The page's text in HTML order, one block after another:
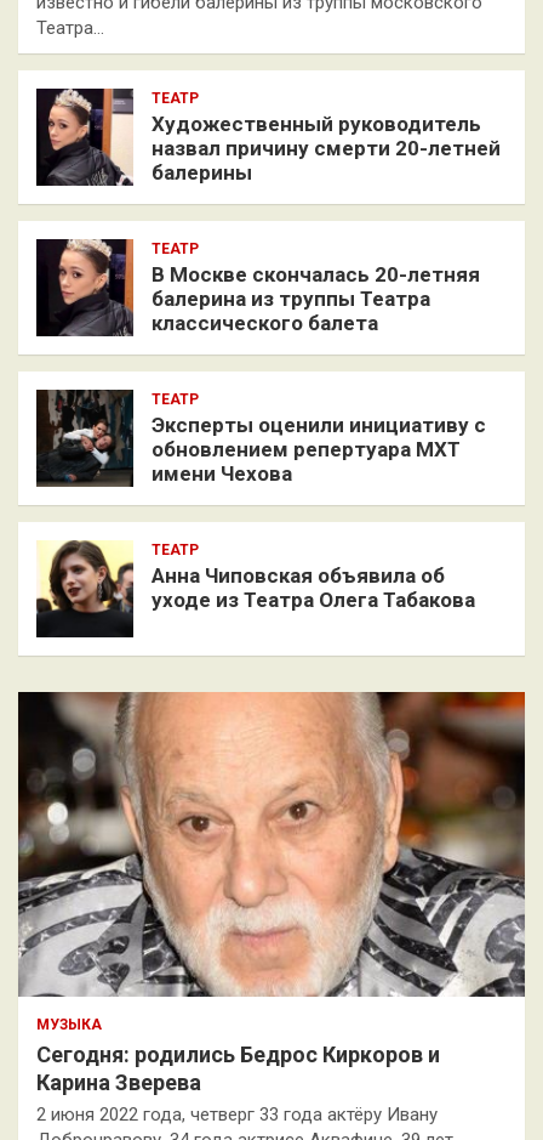
Театра…
ТЕАТР
Художественный руководитель
назвал причину смерти 20-летней
балерины
ТЕАТР
В Москве скончалась 20-летняя
балерина из труппы Театра
классического балета
ТЕАТР
Эксперты оценили инициативу с
обновлением репертуара МХТ
имени Чехова
ТЕАТР
Анна Чиповская объявила об
уходе из Театра Олега Табакова
МУЗЫКА
Сегодня: родились Бедрос Киркоров и
Карина Зверева
2 июня 2022 года, четверг 33 года актёру Ивану